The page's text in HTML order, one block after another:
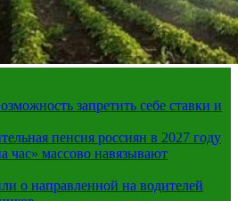
запретить себе ставки и
пенсия россиян в 2027 году
час» массово навязывают
о направленной на водителей